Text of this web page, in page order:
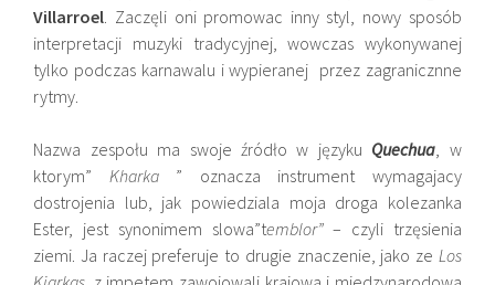
Villarroel. Zaczęli oni promowac inny styl, nowy sposób
interpretacji muzyki tradycyjnej, wowczas wykonywanej
tylko podczas karnawalu i wypieranej przez zagranicznne
rytmy.
Nazwa zespołu ma swoje źródło w języku Quechua, w
ktorym” Kharka” oznacza instrument wymagajacy
dostrojenia lub, jak powiedziala moja droga kolezanka
Ester, jest synonimem slowa”temblor”– czyli trzęsienia
ziemi. Ja raczej preferuje to drugie znaczenie, jako ze Los